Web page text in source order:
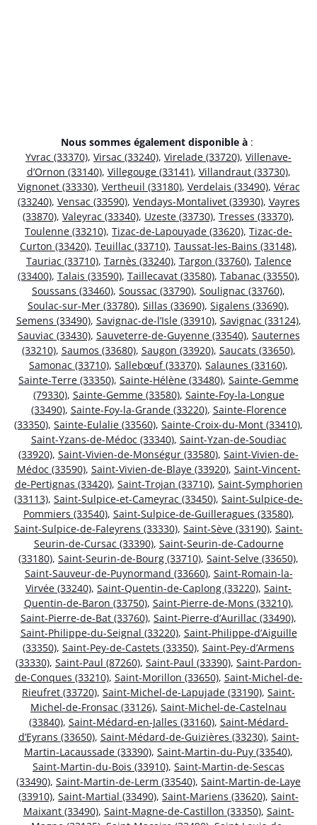
Nous sommes également disponible à :
Yvrac (33370), Virsac (33240), Virelade (33720), Villenave-
d’Ornon (33140), Villegouge (33141), Villandraut (33730),
Vignonet (33330), Vertheuil (33180), Verdelais (33490), Vérac
(33240), Vensac (33590), Vendays-Montalivet (33930), Vayres
(33870), Valeyrac (33340), Uzeste (33730), Tresses (33370),
Toulenne (33210), Tizac-de-Lapouyade (33620), Tizac-de-
Curton (33420), Teuillac (33710), Taussat-les-Bains (33148),
Tauriac (33710), Tarnès (33240), Targon (33760), Talence
(33400), Talais (33590), Taillecavat (33580), Tabanac (33550),
Soussans (33460), Soussac (33790), Soulignac (33760),
Soulac-sur-Mer (33780), Sillas (33690), Sigalens (33690),
Semens (33490), Savignac-de-l’Isle (33910), Savignac (33124),
Sauviac (33430), Sauveterre-de-Guyenne (33540), Sauternes
(33210), Saumos (33680), Saugon (33920), Saucats (33650),
Samonac (33710), Sallebœuf (33370), Salaunes (33160),
Sainte-Terre (33350), Sainte-Hélène (33480), Sainte-Gemme
(79330), Sainte-Gemme (33580), Sainte-Foy-la-Longue
(33490), Sainte-Foy-la-Grande (33220), Sainte-Florence
(33350), Sainte-Eulalie (33560), Sainte-Croix-du-Mont (33410),
Saint-Yzans-de-Médoc (33340), Saint-Yzan-de-Soudiac
(33920), Saint-Vivien-de-Monségur (33580), Saint-Vivien-de-
Médoc (33590), Saint-Vivien-de-Blaye (33920), Saint-Vincent-
de-Pertignas (33420), Saint-Trojan (33710), Saint-Symphorien
(33113), Saint-Sulpice-et-Cameyrac (33450), Saint-Sulpice-de-
Pommiers (33540), Saint-Sulpice-de-Guilleragues (33580),
Saint-Sulpice-de-Faleyrens (33330), Saint-Sève (33190), Saint-
Seurin-de-Cursac (33390), Saint-Seurin-de-Cadourne
(33180), Saint-Seurin-de-Bourg (33710), Saint-Selve (33650),
Saint-Sauveur-de-Puynormand (33660), Saint-Romain-la-
Virvée (33240), Saint-Quentin-de-Caplong (33220), Saint-
Quentin-de-Baron (33750), Saint-Pierre-de-Mons (33210),
Saint-Pierre-de-Bat (33760), Saint-Pierre-d’Aurillac (33490),
Saint-Philippe-du-Seignal (33220), Saint-Philippe-d’Aiguille
(33350), Saint-Pey-de-Castets (33350), Saint-Pey-d’Armens
(33330), Saint-Paul (87260), Saint-Paul (33390), Saint-Pardon-
de-Conques (33210), Saint-Morillon (33650), Saint-Michel-de-
Rieufret (33720), Saint-Michel-de-Lapujade (33190), Saint-
Michel-de-Fronsac (33126), Saint-Michel-de-Castelnau
(33840), Saint-Médard-en-Jalles (33160), Saint-Médard-
d’Eyrans (33650), Saint-Médard-de-Guizières (33230), Saint-
Martin-Lacaussade (33390), Saint-Martin-du-Puy (33540),
Saint-Martin-du-Bois (33910), Saint-Martin-de-Sescas
(33490), Saint-Martin-de-Lerm (33540), Saint-Martin-de-Laye
(33910), Saint-Martial (33490), Saint-Mariens (33620), Saint-
Maixant (33490), Saint-Magne-de-Castillon (33350), Saint-